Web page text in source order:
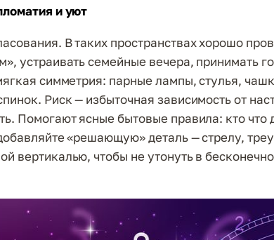
и уют
В таких пространствах хорошо
устраивать семейные вечера, принимать
симметрия: парные лампы, стулья,
Риск — избыточная зависимость от
Помогают ясные бытовые правила: кто что
«решающую» деталь — стрелу,
вертикалью, чтобы не утонуть в